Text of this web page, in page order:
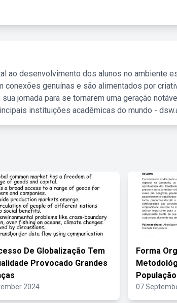
ao desenvolvimento dos alunos no ambiente
genuínas e são alimentados por
jornada para se tornarem uma geração
instituições acadêmicas do mundo -
De Globalização Tem
Provocado Grandes
2024
Forma
07